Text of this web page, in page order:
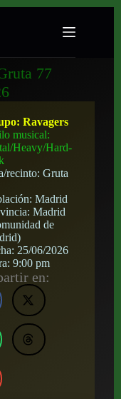
77
Ravagers
musical:
Heavy/Hard-
recinto:Gruta
Madrid
Madrid
de
25/06/2026
9:00 pm
en: